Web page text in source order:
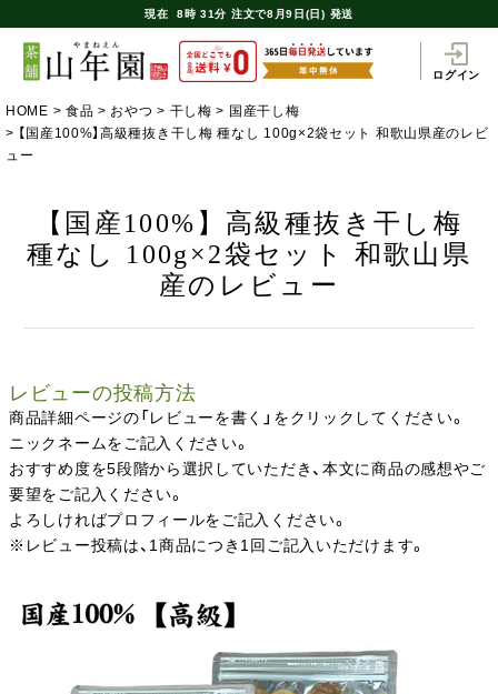
現在 8時 31分 注文で8月9日(日) 発送
ログイン
HOME 食品 おやつ 干し梅
国産干し梅
【国産100%】高級種抜き干し梅 種なし 100g×2袋セット 和歌山県産のレビ
ュー
【国産100%】高級種抜き干し梅
種なし 100g×2袋セット 和歌山県
産のレビュー
レビューの投稿方法
商品詳細ページの「レビューを書く」をクリックしてください。
ニックネームをご記入ください。
おすすめ度を5段階から選択していただき、本文に商品の感想やご
要望をご記入ください。
よろしければプロフィールをご記入ください。
※レビュー投稿は、1商品につき1回ご記入いただけます。